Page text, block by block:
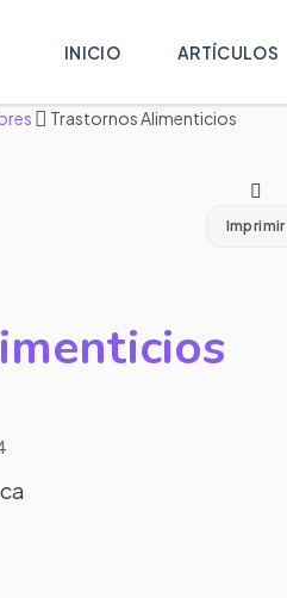
INICIO ARTÍCULOS
Trastornos Alimenticios
Imprimir